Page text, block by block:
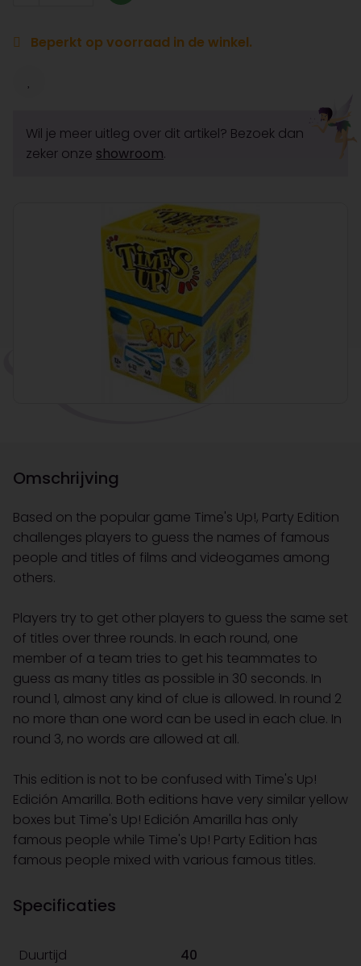
Beperkt op voorraad in de winkel.
Wil je meer uitleg over dit artikel? Bezoek dan
zeker onze showroom.
Omschrijving
Based on the popular game Time's Up!, Party Edition
challenges players to guess the names of famous
people and titles of films and videogames among
others.
Players try to get other players to guess the same set
of titles over three rounds. In each round, one
member of a team tries to get his teammates to
guess as many titles as possible in 30 seconds. In
round 1, almost any kind of clue is allowed. In round 2
no more than one word can be used in each clue. In
round 3, no words are allowed at all.
This edition is not to be confused with Time's Up!
Edición Amarilla. Both editions have very similar yellow
boxes but Time's Up! Edición Amarilla has only
famous people while Time's Up! Party Edition has
famous people mixed with various famous titles.
Specificaties
Duurtijd 40